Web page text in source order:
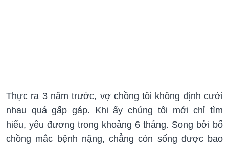
Thực ra 3 năm trước, vợ chồng tôi không định cưới
nhau quá gấp gáp. Khi ấy chúng tôi mới chỉ tìm
hiểu, yêu đương trong khoảng 6 tháng. Song bởi bố
chồng mắc bệnh nặng, chẳng còn sống được bao